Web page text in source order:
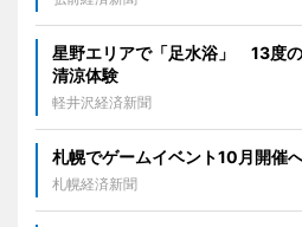
星野エリアで「足水浴」 13度
清涼体験
軽井沢経済新聞
札幌でゲームイベント10月開催
札幌経済新聞